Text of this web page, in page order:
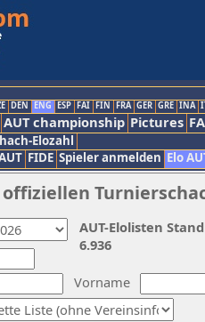
DEN ENG ESP FAI FIN FRA GER GRE INA
AUT championship Pictures
Elozahl
FIDE Spieler anmelden Elo
Vorname
AUT-Elolisten
6.936